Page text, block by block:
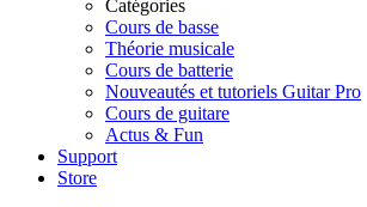
Catégories
Cours de basse
Théorie musicale
Cours de batterie
Nouveautés et tutoriels Guitar Pro
Cours de guitare
Actus & Fun
Support
Store